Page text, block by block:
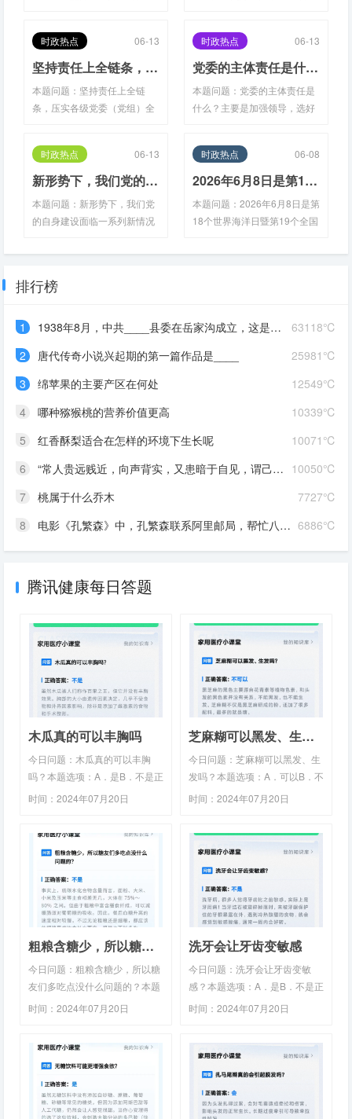
面临的新情况新问题大力推进
____，用新的思路、举措、办
答案：乡改革创新题目来源：
参见《习近平关于树立和践行
文献出版社2026年版）出题单
位：“学习强国”学习平台拓展
阅读：现在，从各方面反映
看，一些地方和部门党建工作
还存在重形式轻内容、重过程
党牢记“三个务必”、践行党的
宗旨作为根本指向，把从严管
一起来，从而锻造更为坚强的
领导力量，凝聚更为广泛的奋
不是要把人管死，让人瞻前顾
后、畏首畏尾，搞成暮气沉
沉、无所作为的一潭死水，而
是要通过____、____、
____、____，营造积极健
时政热点 06-13
坚持责任上全链条，压实各级党委（党组）全面从严治党____责任、各级纪委的____责任，推动各级党委（党组）书记扛起____责任、领导班子其他成员切实担负“____”，让每名党员、干部行使应有权利、履行应尽责任，做到权责对等、失责必问，压力层层传导，责任环环相扣，切实增强管党治党的责任感使命感，巩固发展全党动手一起抓的良好局面
本题问题：坚持责任上全链
条，压实各级党委（党组）全
（党组）书记扛起____责任、
领导班子其他成员切实担负
使应有权利、履行应尽责任，
做到权责对等、失责必问，压
命感，巩固发展全党动手一起
抓的良好局面。本题选项：
人D．一岗双责正确答案…
时政热点 06-13
党委的主体责任是什么？主要是加强领导，选好用好干部，防止出现____上的不正之风和腐败问题；坚决纠正损害群众利益的行为；强化对____的制约和监督，从源头上防治腐败；领导和支持执纪执法机关查处违纪违法问题；党委主要负责同志要管好班子，带好队伍，管好自己，当好____的表率。各级党委特别是主要负责同志必须树立不抓党风廉政建设就是____的意识，常研究、常部署，抓领导、领导抓，抓具体、具体抓，种好自己的责任田
本题问题：党委的主体责任是
什么？主要是加强领导，选好
正损害群众利益的行为；强化
对____的制约和监督，从源头
执法机关查处违纪违法问题；
党委主要负责同志要管好班
导、领导抓，抓具体、具体
抓…
时政热点 06-13
新形势下，我们党的自身建设面临一系列新情况新问题新挑战，落实党要管党、从严治党的任务比以往任何时候都更为繁重、更为紧迫。我们必须以更大的决心和勇气抓好党的自身建设，确保党在世界形势深刻变化的历史进程中始终走在____，在应对国内外各种风险和考验的历史进程中始终成为全国人民的，在发展中国特色社会主义的历史进程中始终成为____
本题问题：新形势下，我们党
的自身建设面临一系列新情况
党、从严治党的任务比以往任
迫。我们必须以更大的决心和
党在世界形势深刻变化的历史
国内外各种风险和考验的历史
进程中始终成为全国人民的，
在发展中国特色社会主义的历
史进程中始终成为____。本题
C．坚强的领导核心正确答
案：A…
时政热点 06-08
2026年6月8日是第18个世界海洋日暨第19个全国海洋宣传日，活动主题为“____”
本题问题：2026年6月8日是第
18个世界海洋日暨第19个全国
“____”。本题选项：A．守护
来源：习近平主持召开中央财
北京2025年7月1日电）出题单
18个世界海洋日暨第19个全国
护…
排行榜
63118℃
1
1938年8月，中共____县委在岳家沟成立，这是抗日战争爆发后鲁东南地区成立的第一个县委
25981℃
2
唐代传奇小说兴起期的第一篇作品是____
12549℃
3
绵苹果的主要产区在何处
10339℃
4
哪种猕猴桃的营养价值更高
10071℃
5
红香酥梨适合在怎样的环境下生长呢
10050℃
6
“常人贵远贱近，向声背实，又患暗于自见，谓己为贤。”出自三国时期曹丕的____
7727℃
7
桃属于什么乔木
6886℃
8 电影《孔繁森》中，孔繁森联系阿里邮局，帮忙八二兵站解决通邮的问题，并将可以报时的____送给了八二兵站的战士，方便战士执勤使用
腾讯健康每日答题
木瓜真的可以丰胸吗
今日问题：木瓜真的可以丰胸
吗？本题选项：A．是B．不是正
确答案：不是答题路径：微信
丰胸效果。胸部的大小由遗传因
素决定，几乎不受食物和外界因
素影响，除非是添加了雌激素的
食物和手术整形。木瓜是不能够
丰胸的，丰胸的说法这是民间说
法，没有科学依据，木瓜富含胡
萝卜素，可以在人体内转化为维
生素A，但关键是维生素A…
时间：2024年07月20日
芝麻糊可以黑发、生发吗
今日问题：芝麻糊可以黑发、生
发吗？本题选项：A．可以B．不
可以正确答案：不可以答题路
芝麻的黑色主要源自花青素等植
芝麻糊不仅是黑芝麻研成的粉，
还加了很多配料，最多的就是
糖。黑芝麻糊一般能够起到辅助
生发和乌发的效果，但并不能完
全治疗脱发，脱发引起的原因有
很多，例如遗传、毛囊炎、…
时间：2024年07月20日
粗粮含糖少，所以糖友们多吃点没什么问题的
今日问题：粗粮含糖少，所以糖
友们多吃点没什么问题的？本题
选项：A．是B．不是正确答案：
案解析：事实上，就碳水化合物
含量而言，面粉、大米、小米及
玉米等主食相差无几，大体在
75%~80%之间。但由于粗粮中
时间：2024年07月20日
洗牙会让牙齿变敏感
今日问题：洗牙会让牙齿变敏
感？本题选项：A．是B．不是正
确答案：不是答题路径：微信
多人觉得牙齿比之前敏感。实际
上是牙周病！当牙结石被震碎掉
落时，未被牙龈保护住的牙根暴
露在外，遇到冷热酸甜的食物，
时间：2024年07月20日